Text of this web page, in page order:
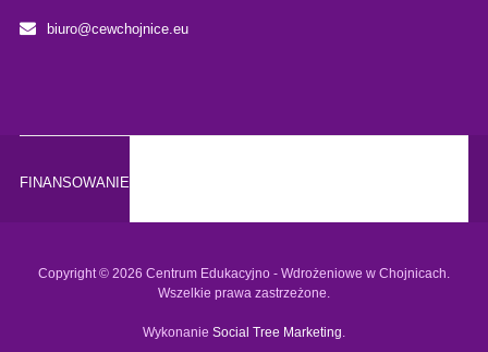
biuro@cewchojnice.eu
FINANSOWANIE
Copyright © 2026 Centrum Edukacyjno - Wdrożeniowe w Chojnicach.
Wszelkie prawa zastrzeżone.
Wykonanie Social Tree Marketing